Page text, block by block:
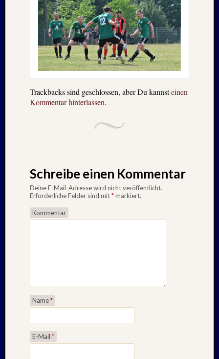
Trackbacks sind geschlossen, aber Du kannsteinen
Kommentar hinterlassen.
Schreibe einen Kommentar
Deine E-Mail-Adresse wird nicht veröffentlicht.
Erforderliche Felder sind mit*markiert.
Kommentar
Name*
E-Mail *